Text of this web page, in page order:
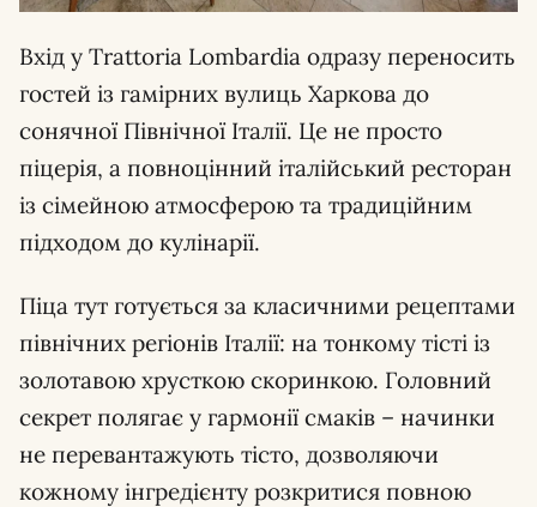
Вхід у Trattoria Lombardia одразу переносить
гостей із гамірних вулиць Харкова до
сонячної Північної Італії. Це не просто
піцерія, а повноцінний італійський ресторан
із сімейною атмосферою та традиційним
підходом до кулінарії.
Піца тут готується за класичними рецептами
північних регіонів Італії: на тонкому тісті із
золотавою хрусткою скоринкою. Головний
секрет полягає у гармонії смаків – начинки
не перевантажують тісто, дозволяючи
кожному інгредієнту розкритися повною